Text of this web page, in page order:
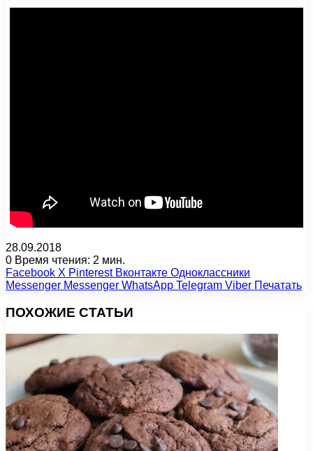
28.09.2018
0 Время чтения: 2 мин.
Facebook X Pinterest Вконтакте Одноклассники
Messenger Messenger WhatsApp Telegram Viber Печатать
ПОХОЖИЕ СТАТЬИ